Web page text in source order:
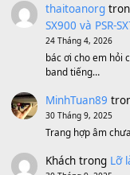
500,000₫
Bộ mạch
1,200,000
MinhTuan89
11 Tháng 7, 2026